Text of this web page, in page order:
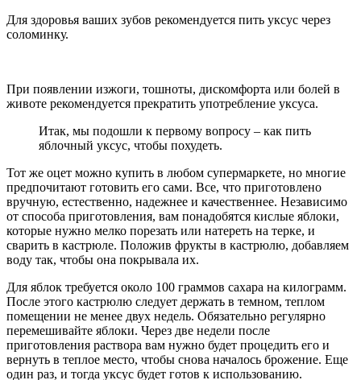
Для здоровья ваших зубов рекомендуется пить уксус через
соломинку.
При появлении изжоги, тошноты, дискомфорта или болей в
животе рекомендуется прекратить употребление уксуса.
Итак, мы подошли к первому вопросу – как пить
яблочный уксус, чтобы похудеть.
Тот же оцет можно купить в любом супермаркете, но многие
предпочитают готовить его сами. Все, что приготовлено
вручную, естественно, надежнее и качественнее. Независимо
от способа приготовления, вам понадобятся кислые яблоки,
которые нужно мелко порезать или натереть на терке, и
сварить в кастрюле. Положив фрукты в кастрюлю, добавляем
воду так, чтобы она покрывала их.
Для яблок требуется около 100 граммов сахара на килограмм.
После этого кастрюлю следует держать в темном, теплом
помещении не менее двух недель. Обязательно регулярно
перемешивайте яблоки. Через две недели после
приготовления раствора вам нужно будет процедить его и
вернуть в теплое место, чтобы снова началось брожение. Еще
один раз, и тогда уксус будет готов к использованию.